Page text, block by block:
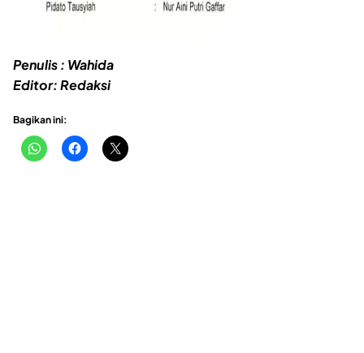
Penulis : Wahida
Editor: Redaksi
Bagikan ini: